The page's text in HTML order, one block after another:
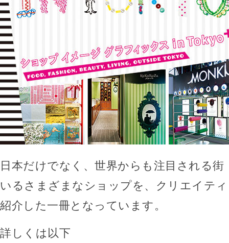
日本だけでなく、世界からも注目される街
いるさまざまなショップを、クリエイテ
紹介した一冊となっています。
詳しくは以下